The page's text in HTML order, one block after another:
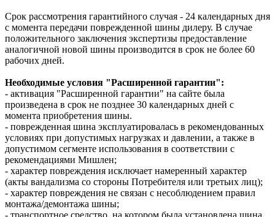
Срок рассмотрения гарантийного случая - 24 календарных дня
с момента передачи поврежденной шины дилеру. В случае
положительного заключения экспертизы предоставление
аналогичной новой шины производится в срок не более 60
рабочих дней.
Необходимые условия "Расширенной гарантии":
- активация "Расширенной гарантии" на сайте была
произведена в срок не позднее 30 календарных дней с
момента приобретения шины.
- поврежденная шина эксплуатировалась в рекомендованных
условиях при допустимых нагрузках и давлении, а также в
допустимом сегменте использования в соответствии с
рекомендациями Мишлен;
- характер повреждения исключает намеренный характер
(акты вандализма со стороны Потребителя или третьих лиц);
- характер повреждения не связан с несоблюдением правил
монтажа/демонтажа шины;
- транспортное средство, на котором была установлена шина,